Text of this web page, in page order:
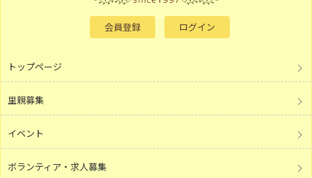
会員登録 ログイン
トップページ
里親募集
イベント
ボランティア・求人募集